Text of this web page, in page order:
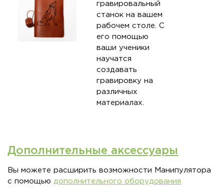
гравировальный
станок на вашем
рабочем столе. С
его помощью
ваши ученики
научатся
создавать
гравировку на
различных
материалах.
Дополнительные аксессуары
Вы можете расширить возможности Манипулятора
с помощью
дополнительного оборудования